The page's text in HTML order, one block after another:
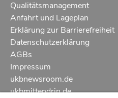
Qualitätsmanagement
Anfahrt und Lageplan
Erklärung zur Barrierefreiheit
Datenschutzerklärung
AGBs
Impressum
ukbnewsroom.de
ukbmittendrin.de